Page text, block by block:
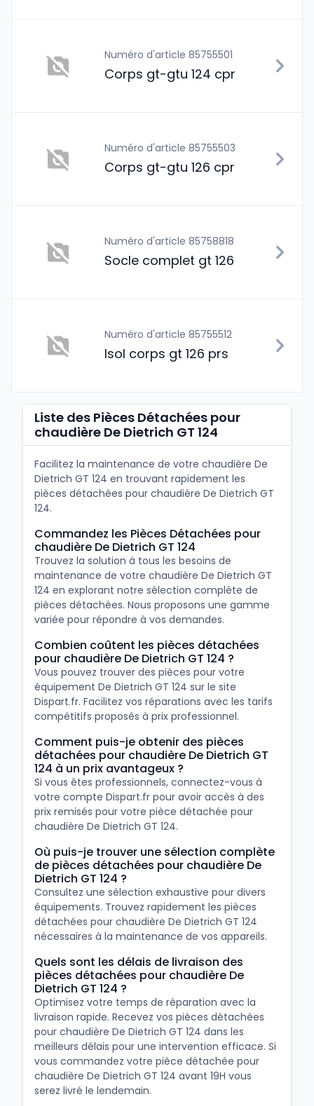
Numéro d'article 85755501
Corps gt-gtu 124 cpr
Numéro d'article 85755503
Corps gt-gtu 126 cpr
Numéro d'article 85758818
Socle complet gt 126
Numéro d'article 85755512
Isol corps gt 126 prs
Liste des Pièces Détachées pour
chaudière De Dietrich GT 124
Facilitez la maintenance de votre chaudière De
Dietrich GT 124 en trouvant rapidement les
pièces détachées pour chaudière De Dietrich GT
124.
Commandez les Pièces Détachées pour
chaudière De Dietrich GT 124
Trouvez la solution à tous les besoins de
maintenance de votre chaudière De Dietrich GT
124 en explorant notre sélection complète de
pièces détachées. Nous proposons une gamme
variée pour répondre à vos demandes.
Combien coûtent les pièces détachées
pour chaudière De Dietrich GT 124 ?
Vous pouvez trouver des pièces pour votre
équipement De Dietrich GT 124 sur le site
Dispart.fr. Facilitez vos réparations avec les tarifs
compétitifs proposés à prix professionnel.
Comment puis-je obtenir des pièces
détachées pour chaudière De Dietrich GT
124 à un prix avantageux ?
Si vous êtes professionnels, connectez-vous à
votre compte Dispart.fr pour avoir accès à des
prix remisés pour votre pièce détachée pour
chaudière De Dietrich GT 124.
Où puis-je trouver une sélection complète
de pièces détachées pour chaudière De
Dietrich GT 124 ?
Consultez une sélection exhaustive pour divers
équipements. Trouvez rapidement les pièces
détachées pour chaudière De Dietrich GT 124
nécessaires à la maintenance de vos appareils.
Quels sont les délais de livraison des
pièces détachées pour chaudière De
Dietrich GT 124 ?
Optimisez votre temps de réparation avec la
livraison rapide. Recevez vos pièces détachées
pour chaudière De Dietrich GT 124 dans les
meilleurs délais pour une intervention efficace. Si
vous commandez votre pièce détachée pour
chaudière De Dietrich GT 124 avant 19H vous
serez livré le lendemain.